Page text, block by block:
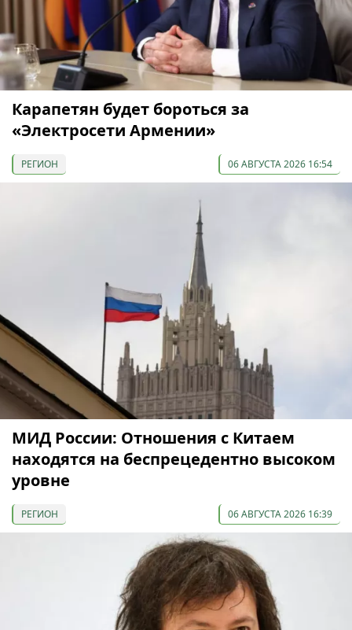
Карапетян будет бороться за
«Электросети Армении»
РЕГИОН 06 АВГУСТА 2026 16:54
МИД России: Отношения с Китаем
находятся на беспрецедентно высоком
уровне
РЕГИОН 06 АВГУСТА 2026 16:39